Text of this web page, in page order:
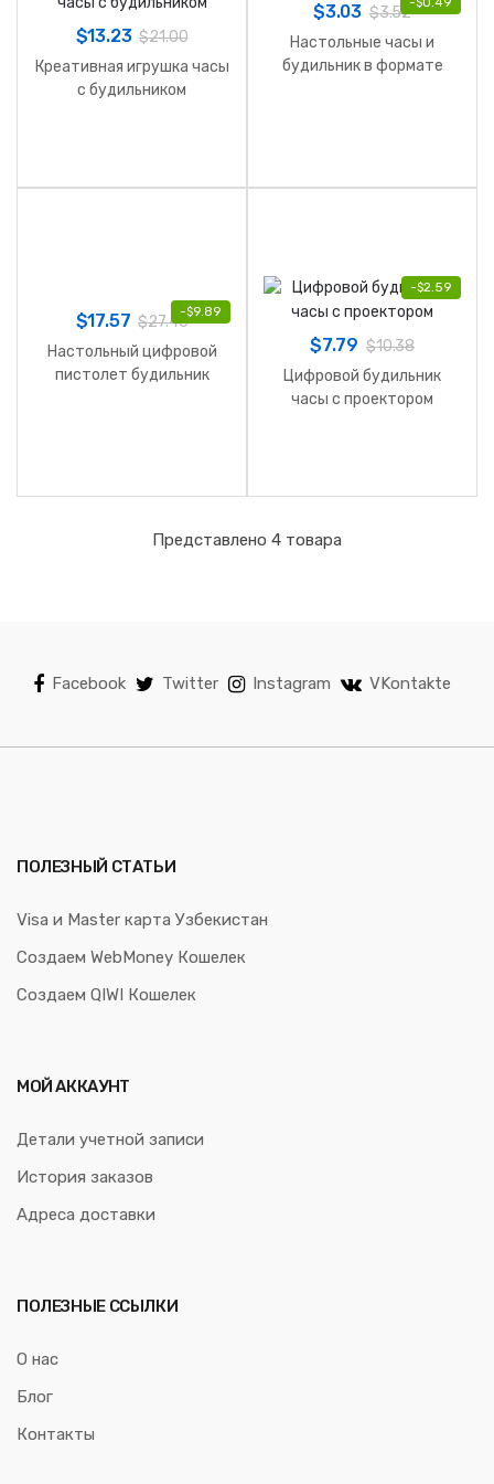
$13.23 $21.00
Креативная игрушка часы
c будильником
$3.03 $3.52
Настольные часы и
будильник в формате
-$9.89
$17.57 $27.46
Настольный цифровой
пистолет будильник
-$2.59
$7.79 $10.38
Цифровой будильник
часы с проектором
Представлено 4 товара
Facebook Twitter Instagram VKontakte
ПОЛЕЗНЫЙ СТАТЬИ
Visa и Master карта Узбекистан
Создаем WebMoney Кошелек
Создаем QIWI Кошелек
МОЙ АККАУНТ
Детали учетной записи
История заказов
Адреса доставки
ПОЛЕЗНЫЕ ССЫЛКИ
О нас
Блог
Контакты